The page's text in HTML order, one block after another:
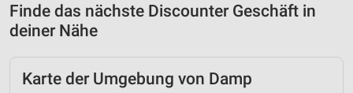
Finde das nächste Discounter Geschäft in
deiner Nähe
Karte der Umgebung von Damp